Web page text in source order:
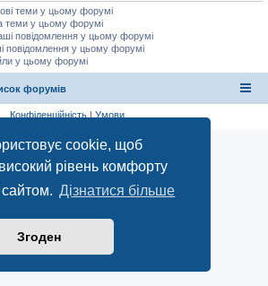
cookie, щоб
рівень комфорту
сайтом. Дізнатися більше
Згоден
теми у цьому форумі
теми у цьому форумі
повідомлення у цьому форумі
повідомлення у цьому форумі
у цьому форумі
форумів
Конфіденційність | Умови